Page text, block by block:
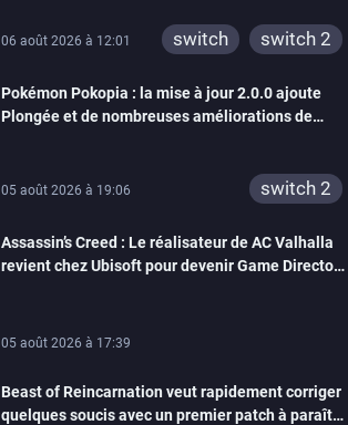
06 août 2026 à 12:01 switch switch 2
Pokémon Pokopia : la mise à jour 2.0.0 ajoute
Plongée et de nombreuses améliorations de
05 août 2026 à 19:06 switch 2
Assassin’s Creed : Le réalisateur de AC Valhalla
revient chez Ubisoft pour devenir Game Director
05 août 2026 à 17:39
Beast of Reincarnation veut rapidement corriger
quelques soucis avec un premier patch à paraître